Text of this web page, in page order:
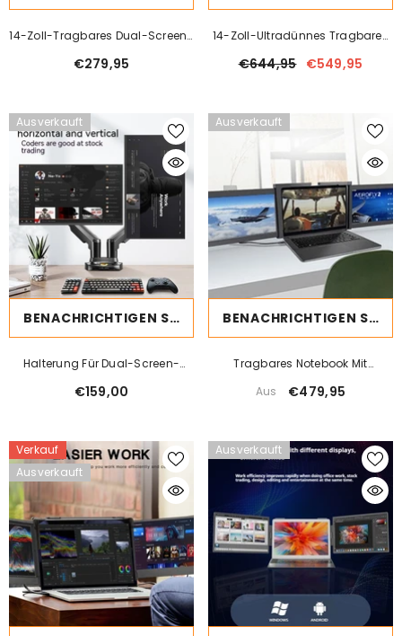
14-Zoll-Tragbares Dual-Screen-
Display (links Und Rechts),
Einzeiliges Dual-Screen-Display,
€279,95
14-Zoll-Ultradünnes Tragbares
Display In Metalloptik Mit Dual-
Und Drei-Bildschirm-Funktion
€644,95 €549,95
Ausverkauft
BENACHRICHTIGEN SIE MICH
Halterung Für Dual-Screen-
Monitor
€159,00
Ausverkauft
BENACHRICHTIGEN SIE MICH
Tragbares Notebook Mit
Erweitertem Dual-Screen-HD-
Aus €479,95
Verkauf
Ausverkauft
Ausverkauft